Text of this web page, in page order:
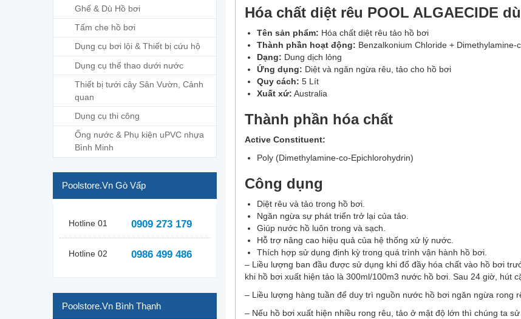
Ghế & Dù Hồ bơi
Tấm che hồ bơi
Dụng cụ bơi lội & Thiết bị cứu hộ
Dụng cụ thể thao dưới nước
Thiết bị tưới cây Sân Vườn, Cảnh
quan
Dụng cụ thi công
Ống nước & Phụ kiện uPVC nhựa
Bình Minh
Poolstore.vn Gò Vấp
Hotline 01 0909 273 179
Hotline 02 0986 499 486
Poolstore.vn Bình Thạnh
Hóa chất diệt rêu POOL ALGAECIDE
Tên sản phẩm: Hóa chất diệt rêu tảo hồ bơi
Thành phần hoạt động: Benzalkonium Chloride + Dimethylamine-
Dạng: Dung dịch lỏng
Ứng dụng: Diệt và ngăn ngừa rêu, tảo cho hồ bơi
Quy cách: 5 Lít
Xuất xứ: Australia
Thành phần hóa chất
Active Constituent:
Poly (Dimethylamine-co-Epichlorohydrin)
Công dụng
Diệt rêu và tảo trong hồ bơi.
Ngăn ngừa sự phát triển trở lại của tảo.
Giúp nước hồ luôn trong và sạch.
Hỗ trợ nâng cao hiệu quả của hệ thống xử lý nước.
Thích hợp sử dụng định kỳ trong quá trình vận hành hồ bơi.
– Liều lượng ban đầu được sử dụng khi đổ đầy hóa chất vào hồ bơi
khi hồ bơi xuất hiện tảo là 300ml/100m3 nước hồ bơi. Sau 24 giờ, hút
– Liều lượng hàng tuần để duy trì nguồn nước hồ bơi ngăn ngừa rong
– Nếu hồ bơi xuất hiện nhiều rong rêu, tảo ở mật độ lớn thì chúng ta